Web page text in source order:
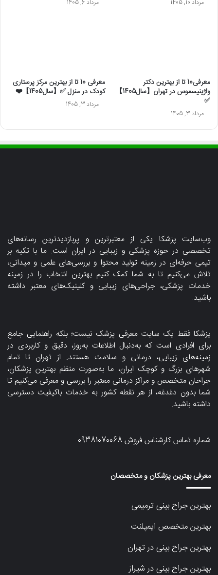
مرداد 10, 1405 مرداد 6, 1405
معرفی10 تا از بهترین دکتر
واژینیسموس در تهران【سال1405】
✅
مرداد 3, 1405
معرفی 10 تا از بهترین مرکز پرستاری
کودک در منزل ✅【سال1405】❤️
مرداد 3, 1405
وب‌سایت پزشکا یکی از معتبرترین و پربازدیدترین رسانه‌های
تخصصی در حوزه پزشکی و زیبایی در ایران است. ما با تکیه بر
تیمی حرفه‌ای در زمینه تولید محتوا و بررسی‌های علمی و میدانی،
تلاش می‌کنیم تا به شما کمک کنیم بهترین انتخاب را در زمینه
خدمات پزشکی، جراحی‌های زیبایی و کلینیک‌های معتبر داشته
باشید.
پزشکا فقط یک سایت معرفی پزشک نیست؛ بلکه راهنمایی جامع
برای افرادی است که به‌دنبال اطلاعات به‌روز، دقیق و کاربردی در
زمینه‌های زیبایی، درمانی و سلامت هستند. از تهران تا تمام
شهرهای بزرگ و کوچک ایران، ما به‌صورت منظم بهترین پزشکان،
جراحان متخصص و مراکز درمانی معتبر را بررسی و معرفی می‌کنیم تا
شما بدون دغدغه، از هر نقطه کشور به خدمات باکیفیت دسترسی
داشته باشید.
شماره تماس کارشناس فروش09381070068
معرفی بهترین پزشکان و متخصصان
بهترین جراح بینی ترمیمی
بهترین متخصص ایمپلنت
بهترین جراح بینی در تهران
بهترین جراح بینی در شیراز